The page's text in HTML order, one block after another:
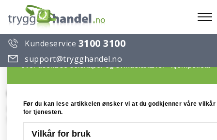
Kundeservice 3100 3100
support@trygghandel.no
Konto: IBAN:
SE76 8000 0832 7923 7674 8063 / ES35 0081 0202 1100
Du ønsker å lese en artikkel på Trygg Handels
over useriøse selskaper og svindelaktører - kjempeflott!
Før du kan lese artikkelen ønsker vi at du godkjenner våre vilkår
for tjenesten.
Vilkår for bruk